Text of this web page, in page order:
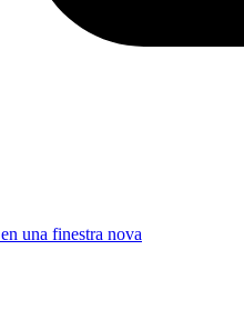
una finestra nova